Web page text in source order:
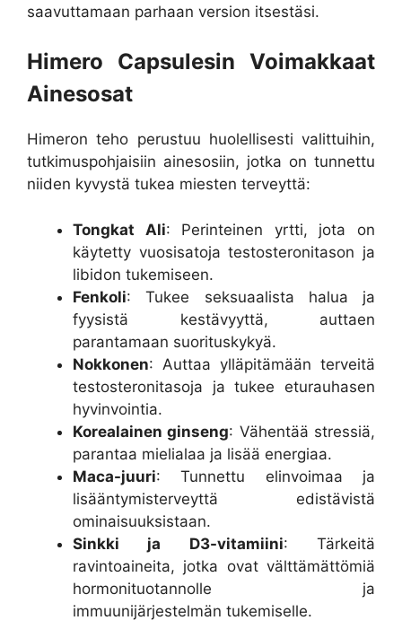
saavuttamaan parhaan version itsestäsi.
Himero Capsulesin Voimakkaat
Ainesosat
Himeron teho perustuu huolellisesti valittuihin,
tutkimuspohjaisiin ainesosiin, jotka on tunnettu
niiden kyvystä tukea miesten terveyttä:
Tongkat Ali: Perinteinen yrtti, jota on
käytetty vuosisatoja testosteronitason ja
libidon tukemiseen.
Fenkoli: Tukee seksuaalista halua ja
fyysistä kestävyyttä, auttaen
parantamaan suorituskykyä.
Nokkonen: Auttaa ylläpitämään terveitä
testosteronitasoja ja tukee eturauhasen
hyvinvointia.
Korealainen ginseng: Vähentää stressiä,
parantaa mielialaa ja lisää energiaa.
Maca-juuri: Tunnettu elinvoimaa ja
lisääntymisterveyttä edistävistä
ominaisuuksistaan.
Sinkki ja D3-vitamiini: Tärkeitä
ravintoaineita, jotka ovat välttämättömiä
hormonituotannolle ja
immuunijärjestelmän tukemiselle.